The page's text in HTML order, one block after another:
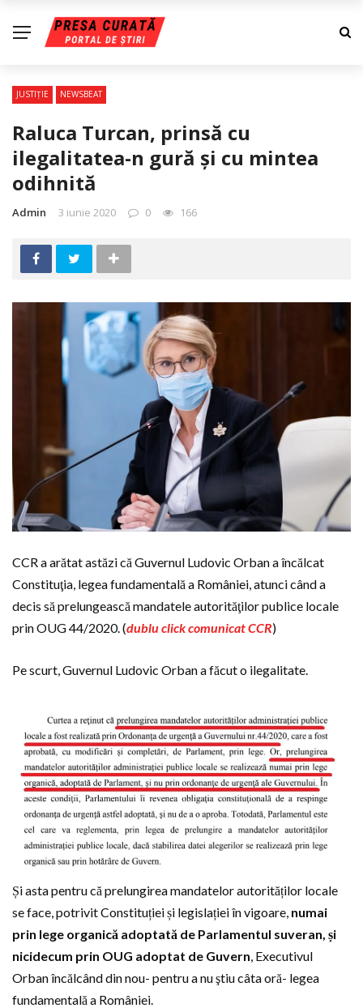
JUSTIŢIE NEWSBEAT
Raluca Turcan, prinsă cu
ilegalitatea-n gură şi cu mintea
odihnită
Admin 3 iunie 2020 0 166
CCR a arătat astăzi că Guvernul Ludovic Orban a încălcat
Constituţia, legea fundamentală a României, atunci când a
decis să prelungească mandatele autorităţilor publice locale
prin OUG 44/2020. (dublu click comunicat CCR)
Pe scurt, Guvernul Ludovic Orban a făcut o ilegalitate.
Și asta pentru că prelungirea mandatelor autorităților locale
se face, potrivit Constituției și legislației în vigoare, numai
prin lege organică adoptată de Parlamentul suveran, și
nicidecum prin OUG adoptat de Guvern, Executivul
Orban încălcând din nou- pentru a nu ştiu câta oră- legea
fundamentală a României.